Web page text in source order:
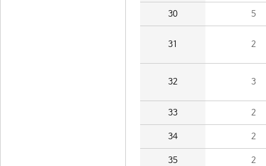
30 5
31 2
32 3
33 2
34 2
35 2